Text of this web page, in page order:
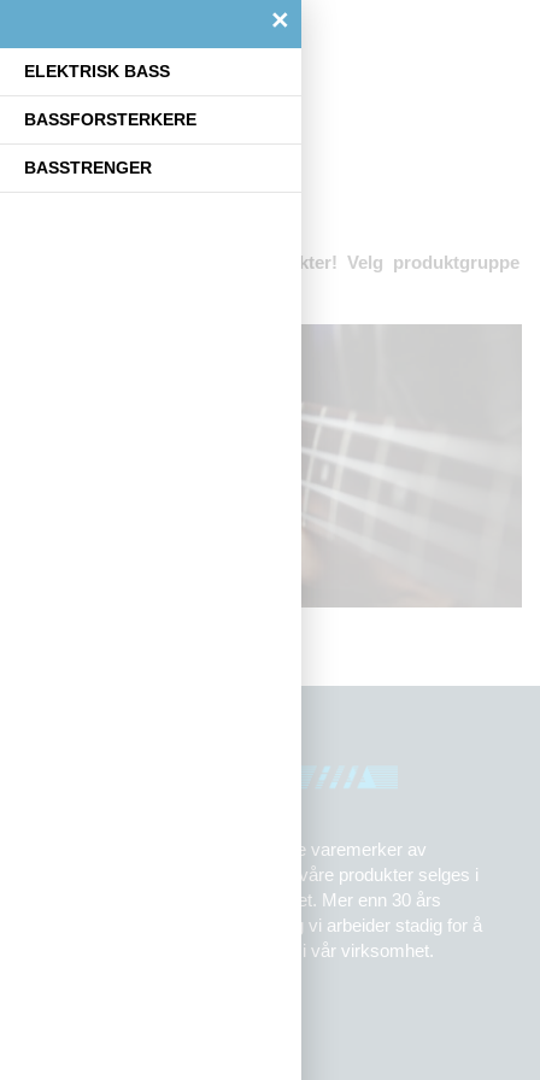
Forsiden Bass
Her finner du alle våre bassprodukter! Velg produktgruppe
Flaa Music er importør for ledende varemerker av
musikinstrumenter og tilbehør og våre produkter selges i
musikkforretninger over hele landet. Mer enn 30 års
erfaring gir trygghet for ditt kjøp og vi arbeider stadig for å
holde høyt servicenivå og kvalitet i vår virksomhet.
×
ELEKTRISK BASS
BASSFORSTERKERE
BASSTRENGER